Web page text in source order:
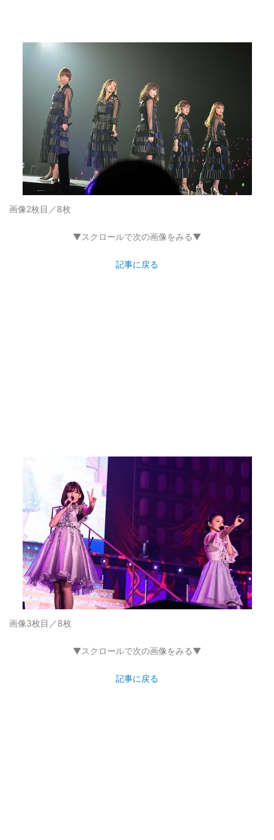
画像2枚目／8枚
▼スクロールで次の画像をみる▼
記事に戻る
画像3枚目／8枚
▼スクロールで次の画像をみる▼
記事に戻る